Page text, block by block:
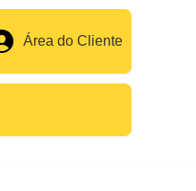
Área do Cliente